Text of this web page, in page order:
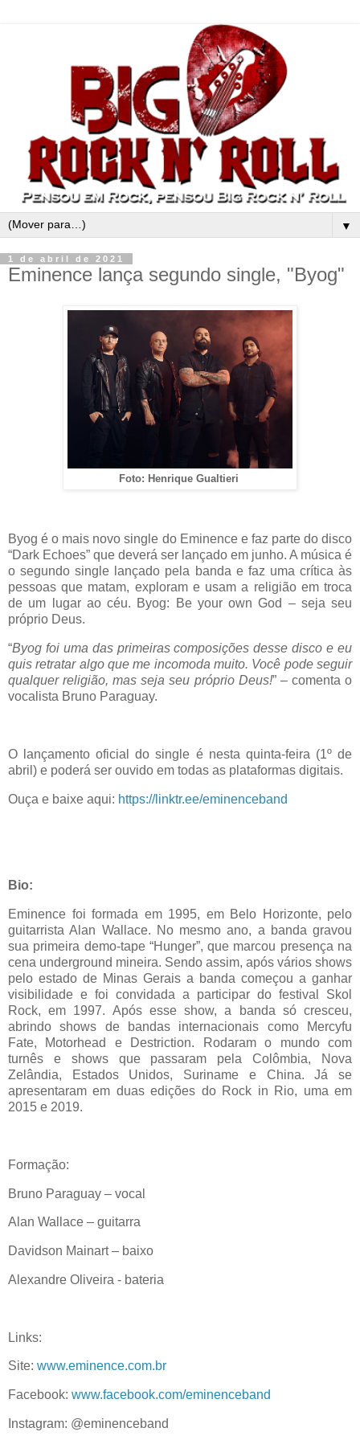
▼
1 de abril de 2021
Eminence lança segundo single, "Byog"
Foto: Henrique Gualtieri
Byog é o mais novo single do Eminence e faz parte do disco
“Dark Echoes” que deverá ser lançado em junho. A música é
o segundo single lançado pela banda e faz uma crítica às
pessoas que matam, exploram e usam a religião em troca
de um lugar ao céu. Byog: Be your own God – seja seu
próprio Deus.
“Byog foi uma das primeiras composições desse disco e eu
quis retratar algo que me incomoda muito. Você pode seguir
qualquer religião, mas seja seu próprio Deus!” – comenta o
vocalista Bruno Paraguay.
O lançamento oficial do single é nesta quinta-feira (1º de
abril) e poderá ser ouvido em todas as plataformas digitais.
Ouça e baixe aqui: https://linktr.ee/eminenceband
Bio:
Eminence foi formada em 1995, em Belo Horizonte, pelo
guitarrista Alan Wallace. No mesmo ano, a banda gravou
sua primeira demo-tape “Hunger”, que marcou presença na
cena underground mineira. Sendo assim, após vários shows
pelo estado de Minas Gerais a banda começou a ganhar
visibilidade e foi convidada a participar do festival Skol
Rock, em 1997. Após esse show, a banda só cresceu,
abrindo shows de bandas internacionais como Mercyfu
Fate, Motorhead e Destriction. Rodaram o mundo com
turnês e shows que passaram pela Colômbia, Nova
Zelândia, Estados Unidos, Suriname e China. Já se
apresentaram em duas edições do Rock in Rio, uma em
2015 e 2019.
Formação:
Bruno Paraguay – vocal
Alan Wallace – guitarra
Davidson Mainart – baixo
Alexandre Oliveira - bateria
Links:
Site: www.eminence.com.br
Facebook: www.facebook.com/eminenceband
Instagram: @eminenceband